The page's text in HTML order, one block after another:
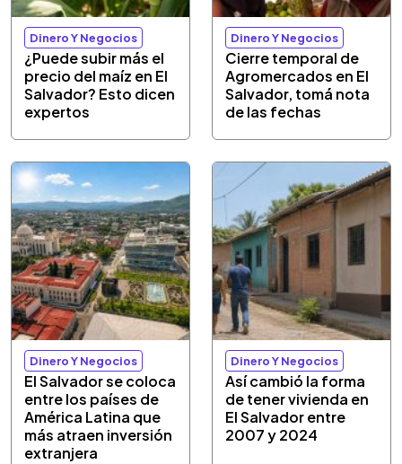
Dinero Y Negocios
¿Puede subir más el
precio del maíz en El
Salvador? Esto dicen
expertos
Dinero Y Negocios
Cierre temporal de
Agromercados en El
Salvador, tomá nota
de las fechas
Dinero Y Negocios
El Salvador se coloca
entre los países de
América Latina que
más atraen inversión
extranjera
Dinero Y Negocios
Así cambió la forma
de tener vivienda en
El Salvador entre
2007 y 2024